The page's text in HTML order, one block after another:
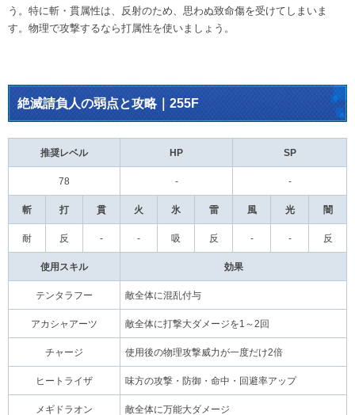
う。特に斬・貫属性は、反射のため、思わぬ致命傷を受けてしまいま
す。物理で攻撃するなら打属性を使いましょう。
絶滅請負人の弱点と攻略｜255F
推奨レベル HP SP
78 - -
斬 打 貫 火 氷 雷 風 光 闇
耐 反 - - 吸 反 - - 反
使用スキル 効果
テンタラフー 敵全体に混乱付与
アカシャアーツ 敵全体に打撃大ダメージを1～2回
チャージ 使用後の物理攻撃威力が一度だけ2倍
ヒートライザ 味方の攻撃・防御・命中・回避率アップ
メギドラオン 敵全体に万能大ダメージ